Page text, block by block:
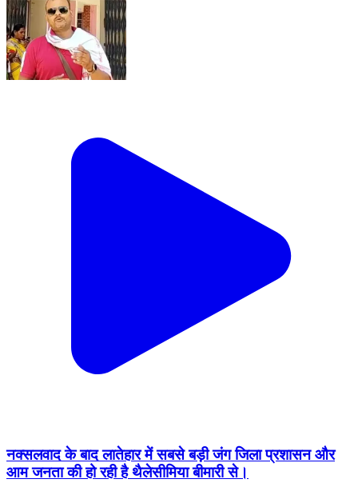
नक्सलवाद के बाद लातेहार में सबसे बड़ी जंग जिला प्रशासन और
आम जनता की हो रही है थैलेसीमिया बीमारी से।